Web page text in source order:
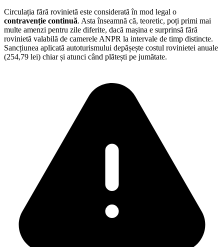
Circulația fără rovinietă este considerată în mod legal o
contravenție continuă. Asta înseamnă că, teoretic, poți primi mai
multe amenzi pentru zile diferite, dacă mașina e surprinsă fără
rovinietă valabilă de camerele ANPR la intervale de timp distincte.
Sancțiunea aplicată autoturismului depășește costul rovinietei anuale
(254,79 lei) chiar și atunci când plătești pe jumătate.